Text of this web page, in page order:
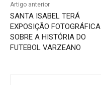
Artigo anterior
SANTA ISABEL TERÁ
EXPOSIÇÃO FOTOGRÁFICA
SOBRE A HISTÓRIA DO
FUTEBOL VARZEANO